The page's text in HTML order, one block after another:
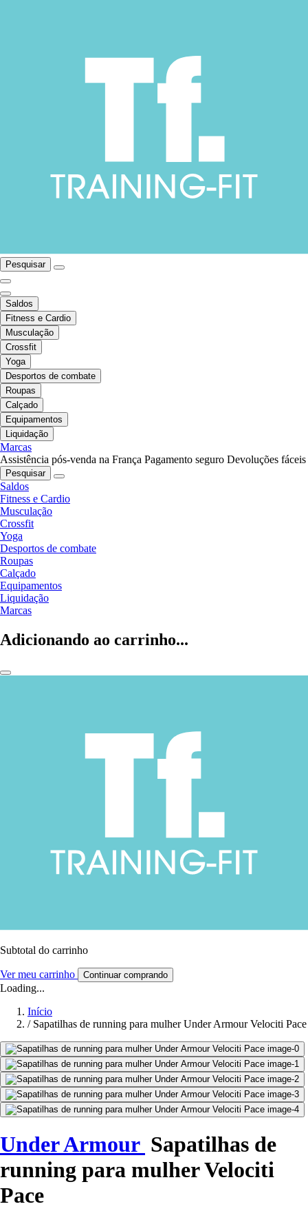
Pesquisar
Saldos
Fitness e Cardio
Musculação
Crossfit
Yoga
Desportos de combate
Roupas
Calçado
Equipamentos
Liquidação
Marcas
Assistência pós-venda na França Pagamento seguro Devoluções fáceis
Pesquisar
Saldos
Fitness e Cardio
Musculação
Crossfit
Yoga
Desportos de combate
Roupas
Calçado
Equipamentos
Liquidação
Marcas
Adicionando ao carrinho...
Subtotal do carrinho
Ver meu carrinho Continuar comprando
Loading...
Início
/ Sapatilhas de running para mulher Under Armour Velociti Pace
Under Armour Sapatilhas de
running para mulher Velociti
Pace